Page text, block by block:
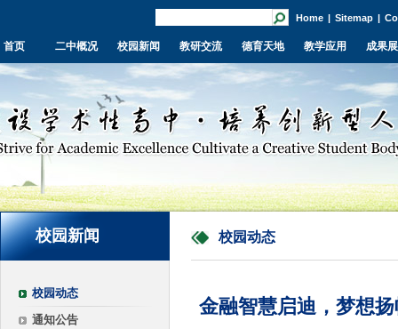
Home | Sitemap |
首页 二中概况 校园新闻 教研交流 德育天地 教学应用 成果
校园新闻
校园动态
通知公告
校园动态
金融智慧启迪，梦想